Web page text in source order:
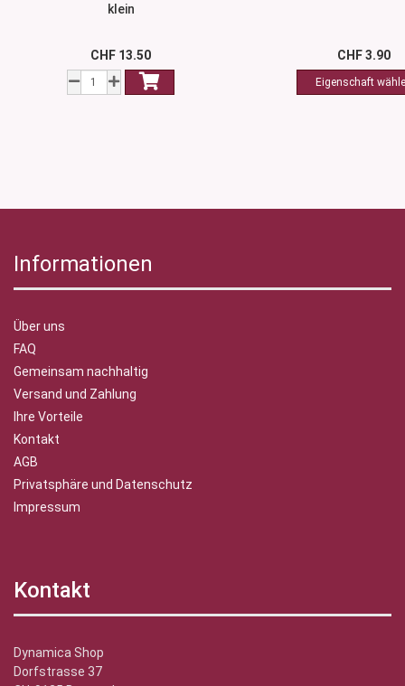
klein
CHF 13.50 CHF 3.90
Informationen
Über uns
FAQ
Gemeinsam nachhaltig
Versand und Zahlung
Ihre Vorteile
Kontakt
AGB
Privatsphäre und Datenschutz
Impressum
Kontakt
Dynamica Shop
Dorfstrasse 37